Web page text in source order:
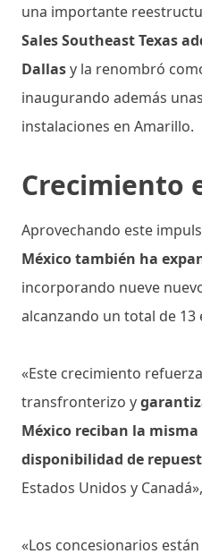
una importante
Sales Southeast Texas
Dallasy la renombró
inaugurando además
instalaciones en Amarillo.
Crecimiento
Aprovechando este
México también ha
incorporando nueve
alcanzando un total de 13
«Este crecimiento
transfronterizo y
México reciban la
disponibilidad de
Estados Unidos y
«Los concesionarios